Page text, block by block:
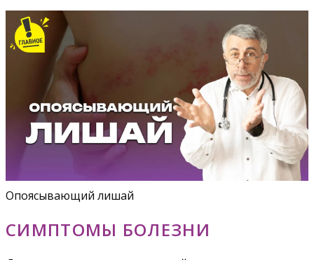
Опоясывающий лишай
СИМПТОМЫ БОЛЕЗНИ